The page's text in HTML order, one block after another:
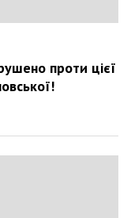
проти цієї